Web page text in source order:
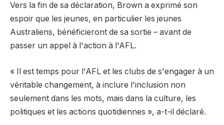
Vers la fin de sa déclaration, Brown a exprimé son
espoir que les jeunes, en particulier les jeunes
Australiens, bénéficieront de sa sortie – avant de
passer un appel à l'action à l'AFL.
« Il est temps pour l'AFL et les clubs de s'engager à un
véritable changement, à inclure l'inclusion non
seulement dans les mots, mais dans la culture, les
politiques et les actions quotidiennes », a-t-il déclaré.